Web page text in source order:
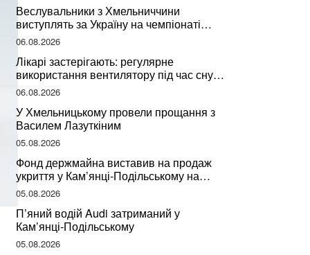
Веслувальники з Хмельниччини
виступлять за Україну на чемпіонаті
світу
06.08.2026
Лікарі застерігають: регулярне
використання вентилятору під час сну
може негативно вплинути на ваше
здоров’я
06.08.2026
У Хмельницькому провели прощання з
Василем Лазуткіним
05.08.2026
Фонд держмайна виставив на продаж
укриття у Кам’янці-Подільському на
Хмельниччині
05.08.2026
П’яний водій Audi затриманий у
Кам’янці-Подільському
05.08.2026